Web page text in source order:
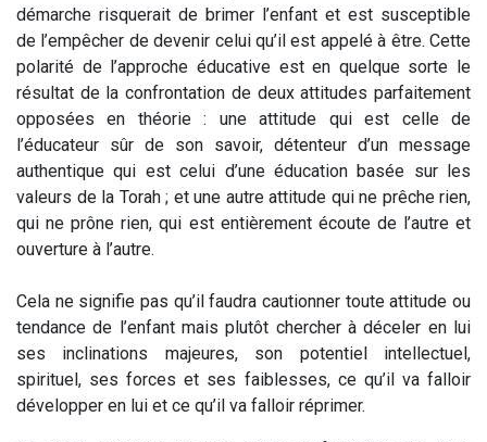
démarche risquerait de brimer l’enfant et est susceptible
de l’empêcher de devenir celui qu’il est appelé à être. Cette
polarité de l’approche éducative est en quelque sorte le
résultat de la confrontation de deux attitudes parfaitement
opposées en théorie : une attitude qui est celle de
l’éducateur sûr de son savoir, détenteur d’un message
authentique qui est celui d’une éducation basée sur les
valeurs de la Torah ; et une autre attitude qui ne prêche rien,
qui ne prône rien, qui est entièrement écoute de l’autre et
ouverture à l’autre.
Cela ne signifie pas qu’il faudra cautionner toute attitude ou
tendance de l’enfant mais plutôt chercher à déceler en lui
ses inclinations majeures, son potentiel intellectuel,
spirituel, ses forces et ses faiblesses, ce qu’il va falloir
développer en lui et ce qu’il va falloir réprimer.